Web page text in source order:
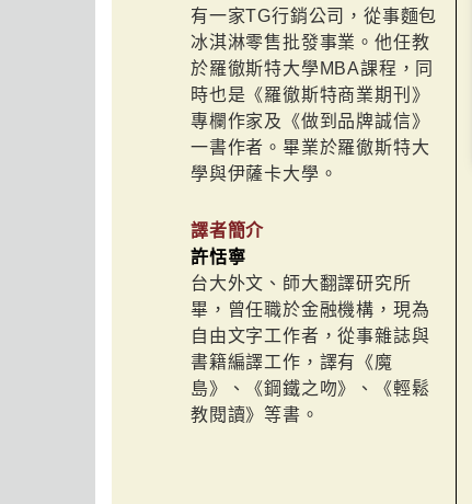
有一家TG行銷公司，從事麵包
冰淇淋零售批發事業。他任教
於羅徹斯特大學MBA課程，同
時也是《羅徹斯特商業期刊》
專欄作家及《做到品牌誠信》
一書作者。畢業於羅徹斯特大
學與伊薩卡大學。
譯者簡介
許恬寧
台大外文、師大翻譯研究所
畢，曾任職於金融機構，現為
自由文字工作者，從事雜誌與
書籍編譯工作，譯有《魔
島》、《鋼鐵之吻》、《輕鬆
教閱讀》等書。